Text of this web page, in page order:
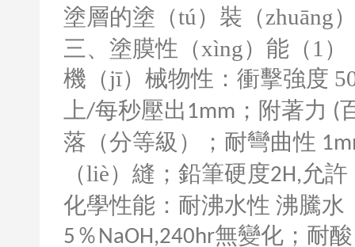
塗層的塗（tú）裝（zhuāng
三、塗膜性（xìng）能（1 ）
機（jī）械物性：衝擊強度
上/每秒壓出 1mm ；附著力 (
落（分等級）；耐彎曲性
（liè）縫；鉛筆硬度2H,允許
化學性能：耐沸水性 沸騰水
5 ％ NaOH,240hr無變化；耐